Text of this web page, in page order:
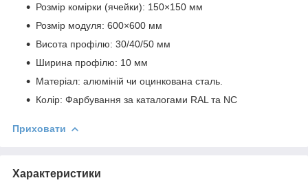
Розмір комірки (ячейки): 150×150 мм
Розмір модуля: 600×600 мм
Висота профілю: 30/40/50 мм
Ширина профілю: 10 мм
Матеріал: алюміній чи оцинкована сталь.
Колір: Фарбування за каталогами RAL та NC
Приховати
Характеристики